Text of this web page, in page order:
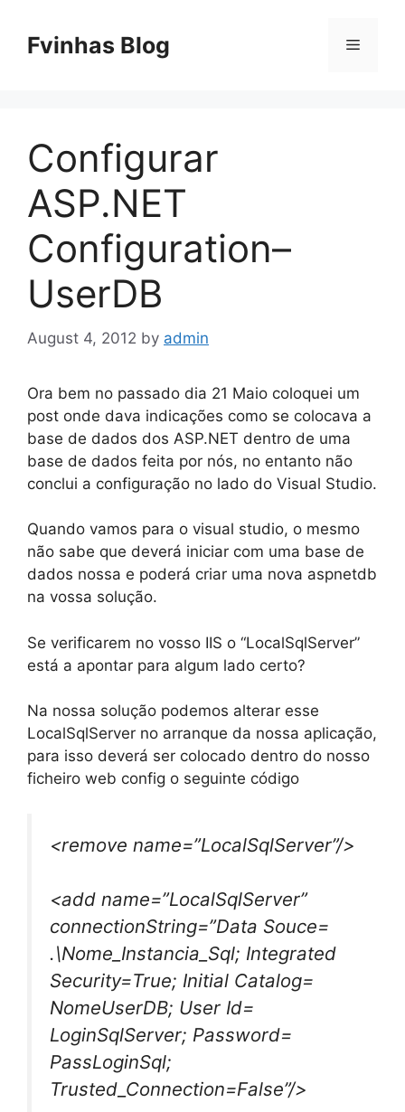
contentFvinhas Blog Menu
Configurar
ASP.NET
Configuration–
UserDB
August 4, 2012 by admin
Ora bem no passado dia 21 Maio coloquei um
post onde dava indicações como se colocava a
base de dados dos ASP.NET dentro de uma
base de dados feita por nós, no entanto não
conclui a configuração no lado do Visual Studio.
Quando vamos para o visual studio, o mesmo
não sabe que deverá iniciar com uma base de
dados nossa e poderá criar uma nova aspnetdb
na vossa solução.
Se verificarem no vosso IIS o “LocalSqlServer”
está a apontar para algum lado certo?
Na nossa solução podemos alterar esse
LocalSqlServer no arranque da nossa aplicação,
para isso deverá ser colocado dentro do nosso
ficheiro web config o seguinte código
<remove name=”LocalSqlServer”/>
<add name=”LocalSqlServer”
connectionString=”Data Souce=
.\Nome_Instancia_Sql; Integrated
Security=True; Initial Catalog=
NomeUserDB; User Id=
LoginSqlServer; Password=
PassLoginSql;
Trusted_Connection=False”/>